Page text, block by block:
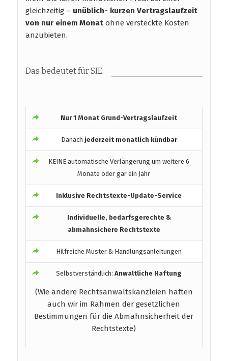
gleichzeitig – unüblich- kurzen Vertragslaufzeit
von nur einem Monat ohne versteckte Kosten
anzubieten.
Das bedeutet für SIE:
Nur 1 Monat Grund-Vertragslaufzeit
Danach jederzeit monatlich kündbar
KEINE automatische Verlängerung um weitere 6
Monate oder gar ein Jahr
Inklusive Rechtstexte-Update-Service
Individuelle, bedarfsgerechte &
abmahnsichere Rechtstexte
Hilfreiche Muster & Handlungsanleitungen
Selbstverständlich:Anwaltliche Haftung
(Wie andere Rechtsanwaltskanzleien haften
auch wir im Rahmen der gesetzlichen
Bestimmungen für die Abmahnsicherheit der
Rechtstexte)